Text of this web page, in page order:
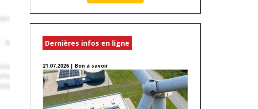
Dernières infos en ligne
21.07.2026 | Bon à savoir